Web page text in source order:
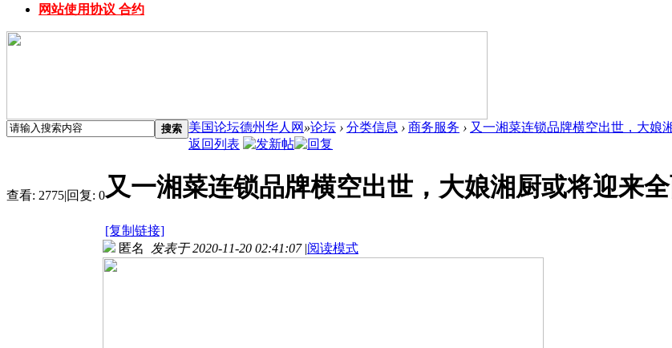
网站使用协议 合约
搜索 美国论坛德州华人网 »论坛 › 分类信息 › 商务服务 › 又一湘菜连锁品牌横空出世，大娘
返回列表
查看: 2775|回复: 0又一湘菜连锁品牌横空出世，大娘湘厨或将迎来
[复制链接]
匿名 发表于 2020-11-20 02:41:07 |阅读模式